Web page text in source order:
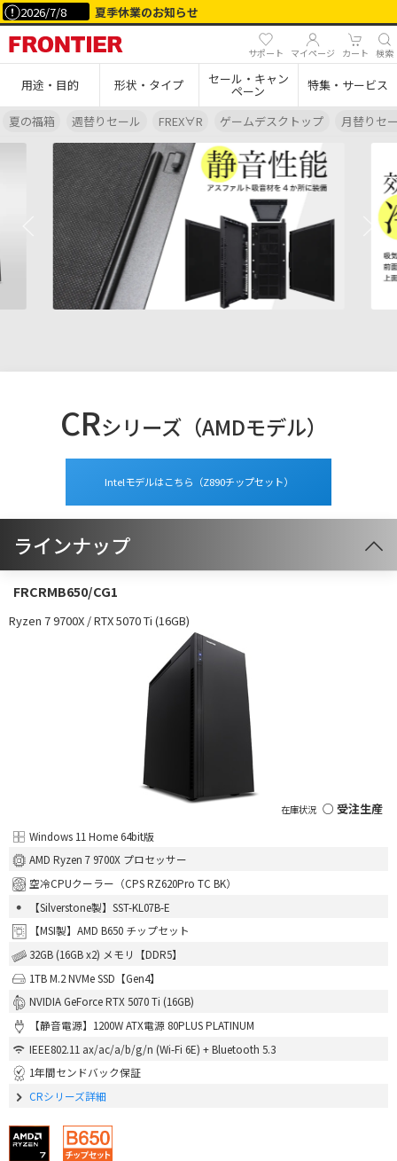
2026/7/8 夏季休業のお知らせ
サポート マイページ カート 検索
用途・目的 形状・タイプ セール・キャン
ペーン 特集・サービス
夏の福箱 週替りセール FREX∀R ゲームデスクトップ 月替りセ
CRシリーズ（AMDモデル）
Intelモデルはこちら （Z890チップセット）
ラインナップ
FRCRMB650/CG1
Ryzen 7 9700X / RTX 5070 Ti (16GB)
○ 受注生産
Windows 11 Home 64bit版
AMD Ryzen 7 9700X プロセッサー
空冷CPUクーラー（CPS RZ620Pro TC BK）
【Silverstone製】SST-KL07B-E
【MSI製】AMD B650 チップセット
32GB (16GB x2) メモリ【DDR5】
1TB M.2 NVMe SSD【Gen4】
NVIDIA GeForce RTX 5070 Ti (16GB)
【静音電源】1200W ATX電源 80PLUS PLATINUM
IEEE802.11 ax/ac/a/b/g/n (Wi-Fi 6E) + Bluetooth 5.3
1年間センドバック保証
CRシリーズ詳細